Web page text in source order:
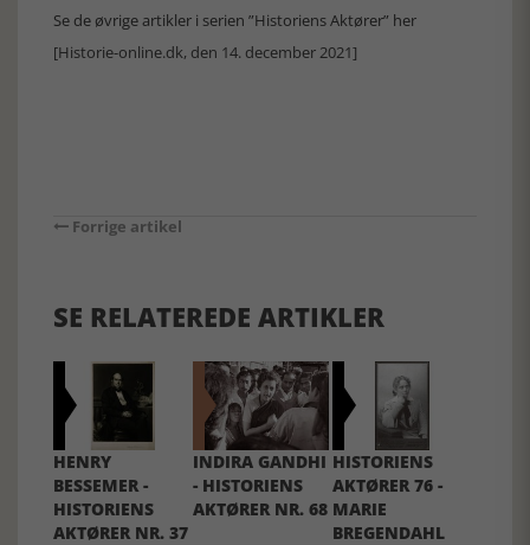
Se de øvrige artikler i serien ”Historiens Aktører” her
[Historie-online.dk, den 14. december 2021]
Forrige artikel
SE RELATEREDE ARTIKLER
HENRY
BESSEMER -
HISTORIENS
AKTØRER NR. 37
INDIRA GANDHI
- HISTORIENS
AKTØRER NR. 68
HISTORIENS
AKTØRER 76 -
MARIE
BREGENDAHL